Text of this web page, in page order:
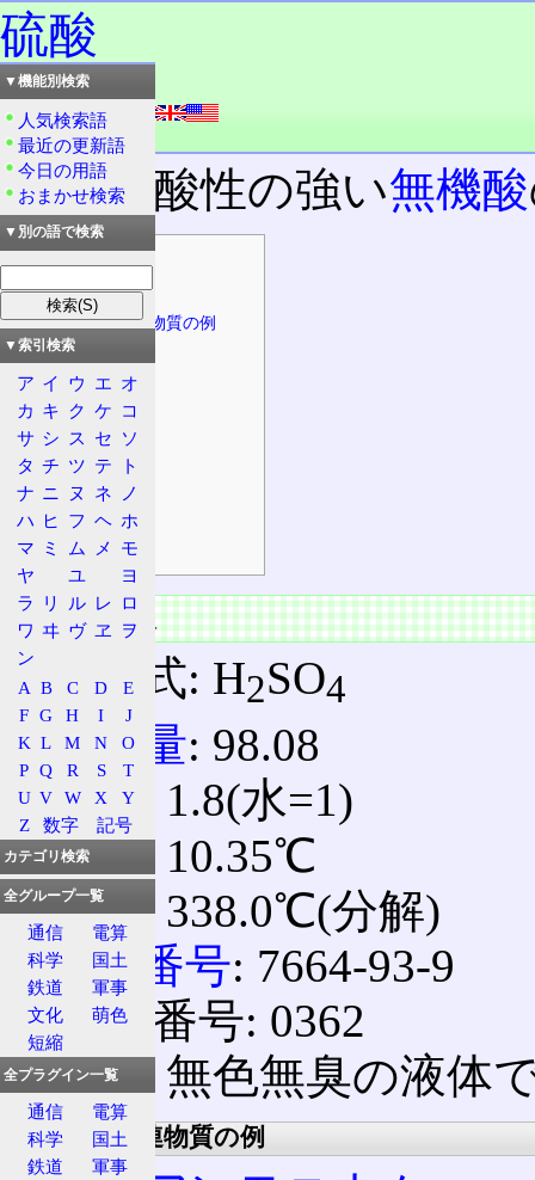
硫酸
読み：りゅうさん
外語：sulfuric acid
品詞：名詞
非常に酸性の強い無機酸
物質の情報
誘導体、関連物質の例
物質の性質
物質の特徴
安全性
法規制など
危険性
有害性
環境影響
物質の情報
分子式: H2SO4
分子量: 98.08
比重
: 1.8(水=1)
融点: 10.35℃
沸点: 338.0℃(分解)
CAS番号: 7664-93-9
ICSC番号: 0362
外観: 無色無臭の液体
誘導体、関連物質の例
▼機能別検索
人気検索語
最近の更新語
今日の用語
おまかせ検索
▼別の語で検索
▼索引検索
ア イ ウ エ オ
カ キ ク ケ コ
サ シ ス セ ソ
タ チ ツ テ
ト
ナ ニ ヌ ネ
ノ
ハ ヒ フ ヘ ホ
マ ミ ム メ
モ
ヤ
ユ
ヨ
ラ
リ ル レ ロ
ワ ヰ ヴ ヱ
ヲ
ン
A B C D
E
F G H I
J
K L M N
O
P Q R S
T
U V W X
Y
Z
数字 記号
カテゴリ検索
全グループ一覧
通信
電算
科学
国土
鉄道
軍事
文化
萌色
短縮
全プラグイン一覧
通信
電算
科学
国土
鉄道
軍事